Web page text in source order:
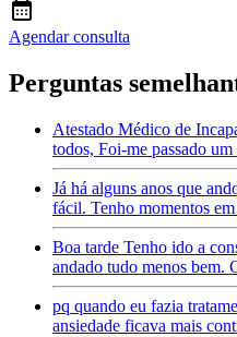
Agendar consulta
Perguntas
Atestado Médico de
todos, Foi-me passado
Já há alguns anos que
fácil. Tenho momentos
Boa tarde Tenho ido a
andado tudo menos bem.
pq quando eu fazia
ansiedade ficava mais